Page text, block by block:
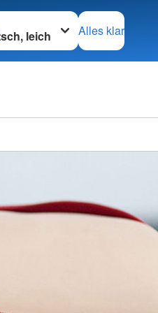
wechseln zu
Alles klar